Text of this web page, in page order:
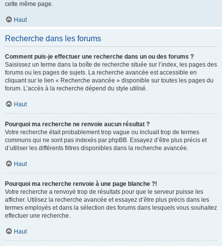
cette même page.
Haut
Recherche dans les forums
Comment puis-je effectuer une recherche dans un ou des forums ?
Saisissez un terme dans la boîte de recherche située sur l’index, les pages des
forums ou les pages de sujets. La recherche avancée est accessible en
cliquant sur le lien « Recherche avancée » disponible sur toutes les pages du
forum. L’accès à la recherche dépend du style utilisé.
Haut
Pourquoi ma recherche ne renvoie aucun résultat ?
Votre recherche était probablement trop vague ou incluait trop de termes
communs qui ne sont pas indexés par phpBB. Essayez d’être plus précis et
d’utiliser les différents filtres disponibles dans la recherche avancée.
Haut
Pourquoi ma recherche renvoie à une page blanche ?!
Votre recherche a renvoyé trop de résultats pour que le serveur puisse les
afficher. Utilisez la recherche avancée et essayez d’être plus précis dans les
termes employés et dans la sélection des forums dans lesquels vous souhaitez
effectuer une recherche.
Haut